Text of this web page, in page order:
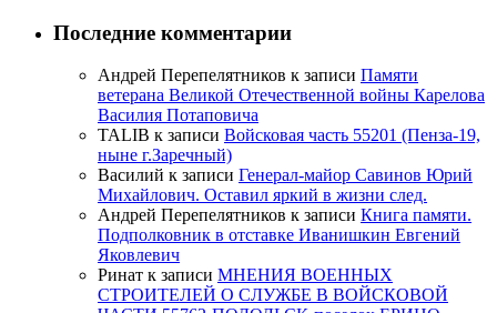
Последние комментарии
Андрей Перепелятников к записи Памяти
ветерана Великой Отечественной войны Карелова
Василия Потаповича
TALIB к записи Войсковая часть 55201 (Пенза-19,
ныне г.Заречный)
Василий к записи Генерал-майор Савинов Юрий
Михайлович. Оставил яркий в жизни след.
Андрей Перепелятников к записи Книга памяти.
Подполковник в отставке Иванишкин Евгений
Яковлевич
Ринат к записи МНЕНИЯ ВОЕННЫХ
СТРОИТЕЛЕЙ О СЛУЖБЕ В ВОЙСКОВОЙ